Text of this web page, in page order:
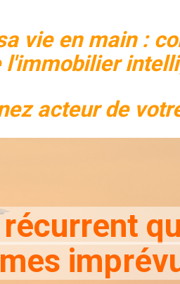
vie en main :
l'immobilier
acteur de